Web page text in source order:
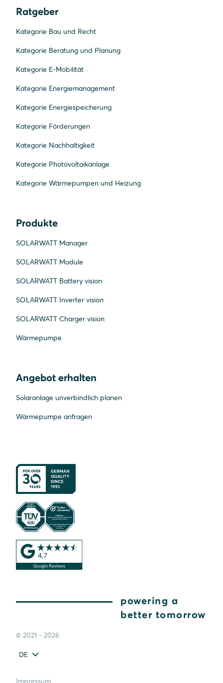
Ratgeber
Kategorie Bau und Recht
Kategorie Beratung und Planung
Kategorie E-Mobilität
Kategorie Energiemanagement
Kategorie Energiespeicherung
Kategorie Förderungen
Kategorie Nachhaltigkeit
Kategorie Photovoltaikanlage
Kategorie Wärmepumpen und Heizung
Produkte
SOLARWATT Manager
SOLARWATT Module
SOLARWATT Battery vision
SOLARWATT Inverter vision
SOLARWATT Charger vision
Wärmepumpe
Angebot erhalten
Solaranlage unverbindlich planen
Wärmepumpe anfragen
powering a
better tomorrow
© 2021 - 2026
DE
Impressum